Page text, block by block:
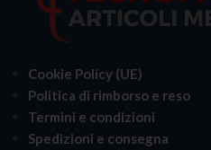
Cookie Policy (UE)
Politica di rimborso e reso
Termini e condizioni
Spedizioni e consegna